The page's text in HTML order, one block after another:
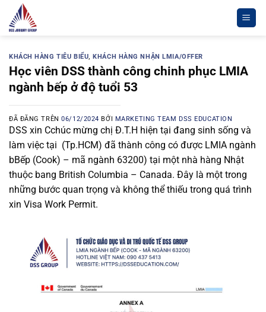
Chuyển
đến
dungKHÁCH HÀNG TIÊU BIỂU,KHÁCH HÀNG NHẬN LMIA/OFFER
Học viên DSS thành công chinh phục LMIA
ngành bếp ở độ tuổi 53
ĐÃ ĐĂNG TRÊN06/12/2024 BỞI MARKETING TEAM DSS EDUCATION
DSS xin Cchúc mừng chị Đ.T.H hiện tại đang sinh sống và
làm việc tại (Tp.HCM) đã thành công có được LMIA ngành
bBếp (Cook) – mã ngành 63200) tại một nhà hàng Nhật
thuộc bang British Columbia – Canada. Đây là một trong
những bước quan trọng và không thể thiếu trong quá trình
xin Visa Work Permit.